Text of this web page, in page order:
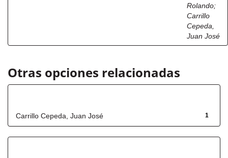
Rolando;
Carrillo
Cepeda,
Juan José
Otras opciones relacionadas
1
Carrillo Cepeda, Juan José